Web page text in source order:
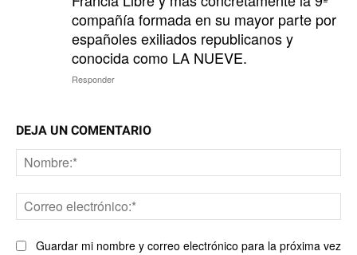
compañía formada en su mayor parte por
españoles exiliados republicanos y
conocida como LA NUEVE.
Responder
DEJA UN COMENTARIO
Guardar mi nombre y correo electrónico para la próxima vez